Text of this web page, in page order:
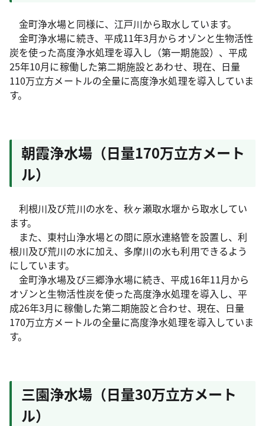
金町浄水場と同様に、江戸川から取水しています。
金町浄水場に続き、平成11年3月からオゾンと生物活性
炭を使った高度浄水処理を導入し（第一期施設）、平成
25年10月に稼働した第二期施設とあわせ、現在、日量
110万立方メートルの全量に高度浄水処理を導入していま
す。
朝霞浄水場（日量170万立方メート
ル）
利根川及び荒川の水を、秋ヶ瀬取水堰から取水してい
ます。
また、東村山浄水場との間に原水連絡管を設置し、利
根川及び荒川の水に加え、多摩川の水も利用できるよう
にしています。
金町浄水場及び三郷浄水場に続き、平成16年11月から
オゾンと生物活性炭を使った高度浄水処理を導入し、平
成26年3月に稼働した第二期施設と合わせ、現在、日量
170万立方メートルの全量に高度浄水処理を導入していま
す。
三園浄水場（日量30万立方メート
ル）